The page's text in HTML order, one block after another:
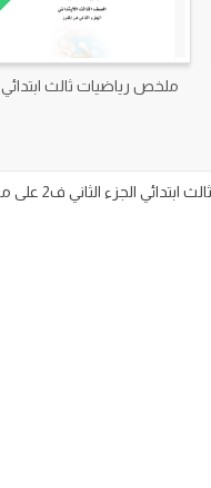
ملخص رياضيات ثالث ابتدائي